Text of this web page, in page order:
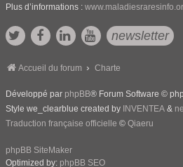
Plus d’informations :
newsletter
Accueil du forum Charte
Développé par phpBB® Forum Software ©
Style we_clearblue created by INVENTEA &
Traduction française officielle © Qiaeru
phpBB SiteMaker
Optimized by: phpBB SEO